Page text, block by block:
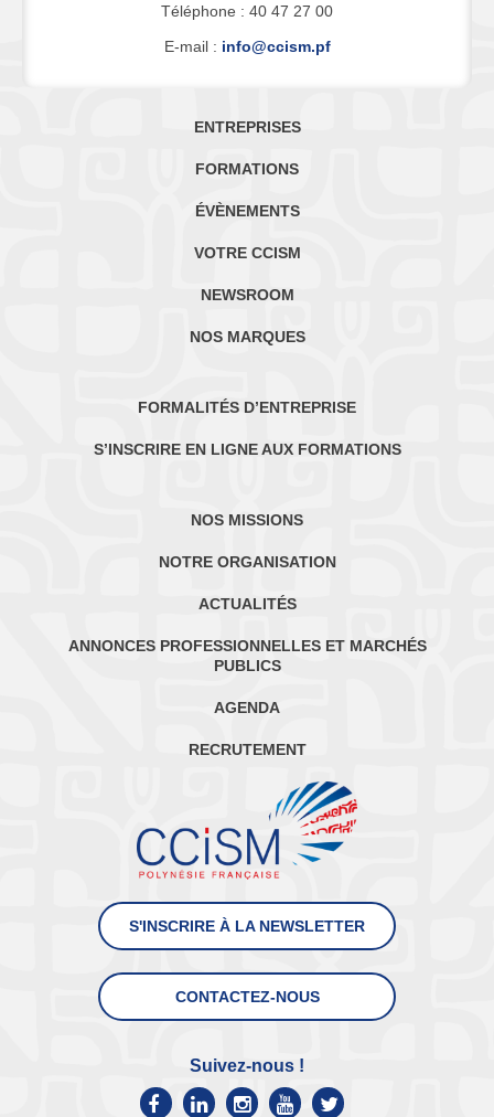
Téléphone : 40 47 27 00
E-mail : info@ccism.pf
ENTREPRISES
FORMATIONS
ÉVÈNEMENTS
VOTRE CCISM
NEWSROOM
NOS MARQUES
FORMALITÉS D’ENTREPRISE
S’INSCRIRE EN LIGNE AUX FORMATIONS
NOS MISSIONS
NOTRE ORGANISATION
ACTUALITÉS
ANNONCES PROFESSIONNELLES ET MARCHÉS
PUBLICS
AGENDA
RECRUTEMENT
S'INSCRIRE À LA NEWSLETTER
CONTACTEZ-NOUS
Suivez-nous !